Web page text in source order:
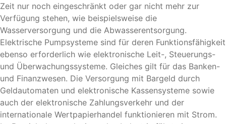
Zeit nur noch eingeschränkt oder gar nicht mehr zur
Verfügung stehen, wie beispielsweise die
Wasserversorgung und die Abwasserentsorgung.
Elektrische Pumpsysteme sind für deren Funktionsfähigkeit
ebenso erforderlich wie elektronische Leit-, Steuerungs-
und Überwachungssysteme. Gleiches gilt für das Banken-
und Finanzwesen. Die Versorgung mit Bargeld durch
Geldautomaten und elektronische Kassensysteme sowie
auch der elektronische Zahlungsverkehr und der
internationale Wertpapierhandel funktionieren mit Strom.